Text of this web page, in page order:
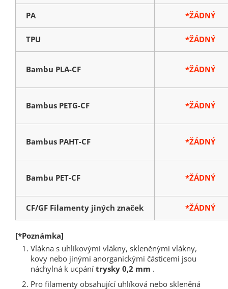
PA *ŽÁDNÝ
TPU *ŽÁDNÝ
Bambu PLA-CF *ŽÁDNÝ
Bambus PETG-CF *ŽÁDNÝ
Bambus PAHT-CF *ŽÁDNÝ
Bambu PET-CF *ŽÁDNÝ
CF/GF Filamenty jiných značek *ŽÁDNÝ
[*Poznámka]
Vlákna s uhlíkovými vlákny, skleněnými vlákny,
kovy nebo jinými anorganickými částicemi jsou
náchylná k ucpání trysky 0,2 mm .
Pro filamenty obsahující uhlíková nebo skleněná